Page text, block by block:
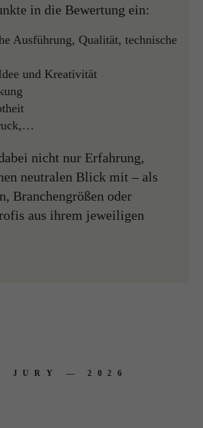
in die Bewertung ein:
Ausführung, Qualität, technische
und Kreativität
nicht nur Erfahrung,
neutralen Blick mit – als
Branchengrößen oder
aus ihrem jeweiligen
JURY — 2026